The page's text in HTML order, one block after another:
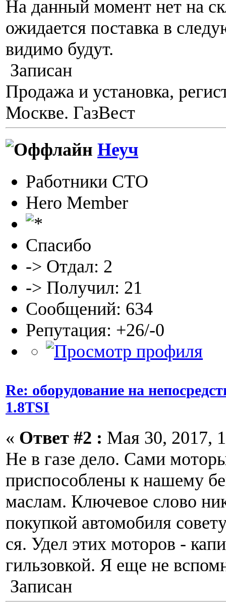
На данный момент нет на
ожидается поставка в
видимо будут.
Записан
Продажа и установка,
Москве. ГазВест
Неуч
Работники СТО
Hero Member
Спасибо
-> Отдал: 2
-> Получил: 21
Сообщений: 634
Репутация: +26/-0
Re: оборудование на
1.8TSI
« Ответ #2 : Мая 30, 2017,
Не в газе дело. Сами
приспособлены к нашему
маслам. Ключевое слово
покупкой автомобиля
ся. Удел этих моторов -
гильзовкой. Я еще не
Записан